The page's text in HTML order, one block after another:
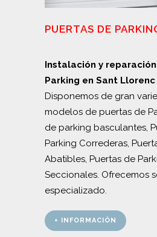
PUERTAS DE
Instalación y
Parking en Sant
Disponemos de gran
modelos de puertas de
de parking basculantes,
Parking Correderas,
Abatibles, Puertas de
Seccionales. Ofrecemos
especializado.
+ INFORMACIÓN